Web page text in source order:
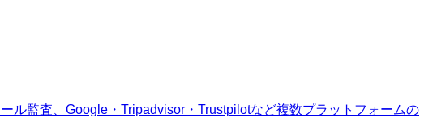
ル監査、Google・Tripadvisor・Trustpilotなど複数プラットフォームの